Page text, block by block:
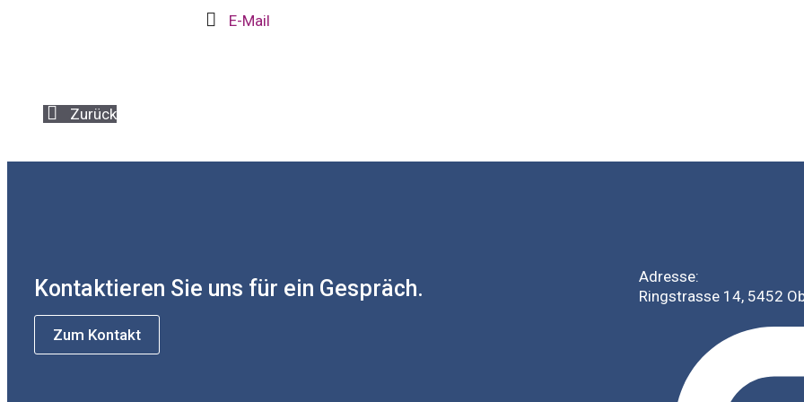
E-Mail
Zurück
Kontaktieren Sie uns für ein Gespräch.
Zum Kontakt
Adresse:
Ringstrasse 14, 5452